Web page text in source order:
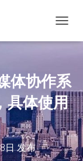
换
体协作系
具体使用
日发布